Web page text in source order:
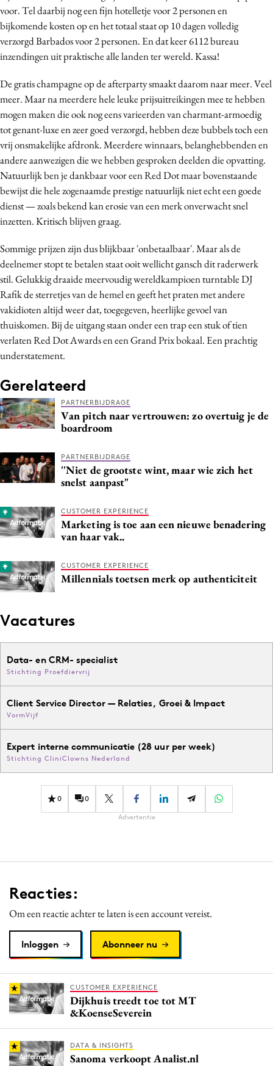
voor. Tel daarbij nog een fijn hotelletje voor 2 personen en
bijkomende kosten op en het totaal staat op 10 dagen volledig
verzorgd Barbados voor 2 personen. En dat keer 6112 bureau
inzendingen uit praktische alle landen ter wereld. Kassa!
De gratis champagne op de afterparty smaakt daarom naar meer. Veel
meer. Maar na meerdere hele leuke prijsuitreikingen mee te hebben
mogen maken die ook nog eens varieerden van charmant-armoedig
tot genant-luxe en zeer goed verzorgd, hebben deze bubbels toch een
vrij onsmakelijke afdronk. Meerdere winnaars, belanghebbenden en
andere aanwezigen die we hebben gesproken deelden die opvatting.
Natuurlijk ben je dankbaar voor een Red Dot maar bovenstaande
bewijst die hele zogenaamde prestige natuurlijk niet echt een goede
dienst — zoals bekend kan erosie van een merk onverwacht snel
inzetten. Kritisch blijven graag.
Sommige prijzen zijn dus blijkbaar 'onbetaalbaar'. Maar als de
deelnemer stopt te betalen staat ooit wellicht gansch dit raderwerk
stil. Gelukkig draaide meervoudig wereldkampioen turntable DJ
Rafik de sterretjes van de hemel en geeft het praten met andere
vakidioten altijd weer dat, toegegeven, heerlijke gevoel van
thuiskomen. Bij de uitgang staan onder een trap een stuk of tien
verlaten Red Dot Awards en een Grand Prix bokaal. Een prachtig
understatement.
Gerelateerd
PARTNERBIJDRAGE
Van pitch naar vertrouwen: zo overtuig je de
boardroom
PARTNERBIJDRAGE
''Niet de grootste wint, maar wie zich het
snelst aanpast"
CUSTOMER EXPERIENCE
Marketing is toe aan een nieuwe benadering
van haar vak..
CUSTOMER EXPERIENCE
Millennials toetsen merk op authenticiteit
Vacatures
Data- en CRM- specialist
Stichting Proefdiervrij
Client Service Director — Relaties, Groei & Impact
VormVijf
Expert interne communicatie (28 uur per week)
Stichting CliniClowns Nederland
0 0
Advertentie
Reacties:
Om een reactie achter te laten is een account vereist.
Inloggen Abonneer nu
CUSTOMER EXPERIENCE
Dijkhuis treedt toe tot MT
&KoenseSeverein
DATA & INSIGHTS
Sanoma verkoopt Analist.nl